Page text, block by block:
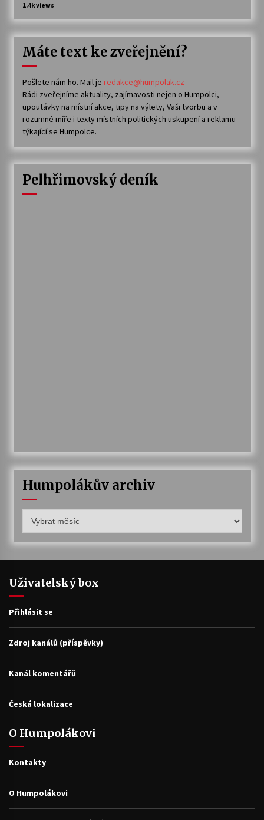
1.4k views
Máte text ke zveřejnění?
Pošlete nám ho. Mail je redakce@humpolak.cz
Rádi zveřejníme aktuality, zajímavosti nejen o Humpolci,
upoutávky na místní akce, tipy na výlety, Vaši tvorbu a v
rozumné míře i texty místních politických uskupení a reklamu
týkající se Humpolce.
Pelhřimovský deník
Humpolákův archiv
archiv
Uživatelský box
Přihlásit se
Zdroj kanálů (příspěvky)
Kanál komentářů
Česká lokalizace
O Humpolákovi
Kontakty
O Humpolákovi